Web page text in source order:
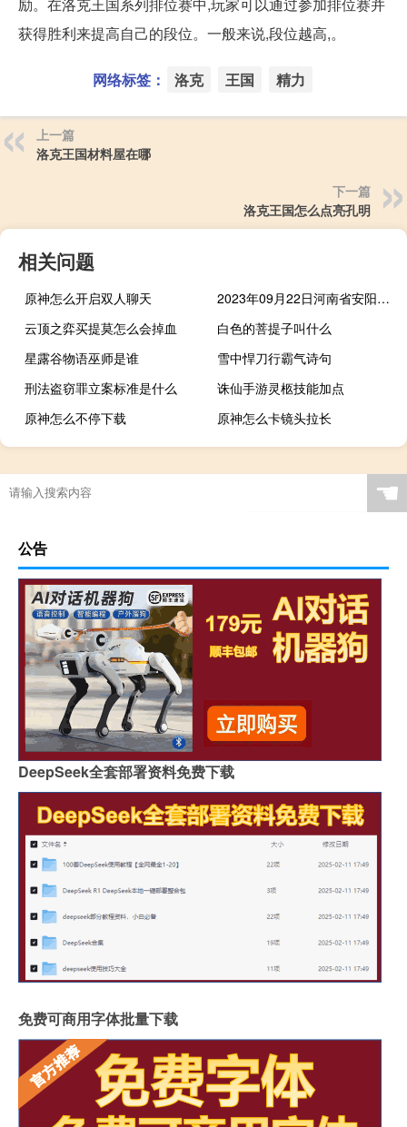
获得胜利来提高自己的段位。一般来说,段位越高,。
网络标签： 洛克 王国 精力
上一篇
洛克王国材料屋在哪
下一篇
洛克王国怎么点亮孔明
相关问题
原神怎么开启双人聊天
2023年09月22日河南省安阳市疫情大数据-今日/今天疫情全网搜索最新实时消息动态情况通知播报
云顶之弈买提莫怎么会掉血
白色的菩提子叫什么
星露谷物语巫师是谁
雪中悍刀行霸气诗句
刑法盗窃罪立案标准是什么
诛仙手游灵柩技能加点
原神怎么不停下载
原神怎么卡镜头拉长
☚
公告
DeepSeek全套部署资料免费下载
免费可商用字体批量下载